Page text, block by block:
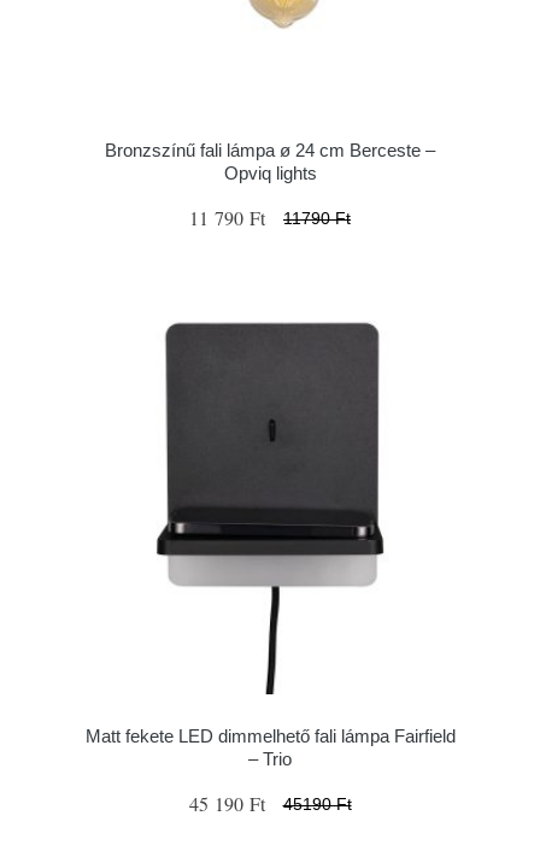
Bronzszínű fali lámpa ø 24 cm Berceste –
Opviq lights
11 790 Ft 11790 Ft
Matt fekete LED dimmelhető fali lámpa Fairfield
– Trio
45 190 Ft 45190 Ft